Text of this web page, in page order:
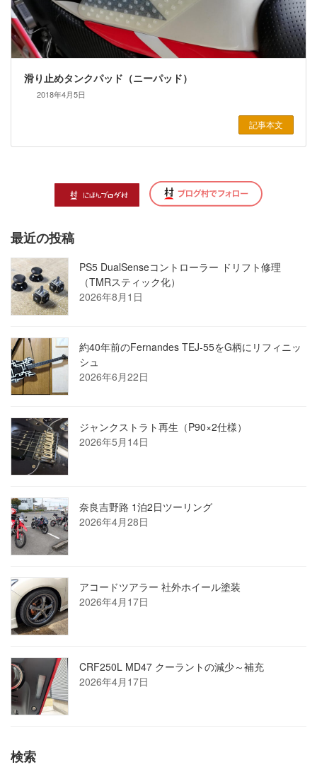
滑り止めタンクパッド（ニーパッド）
2018年4月5日
記事本文
最近の投稿
PS5 DualSenseコントローラー ドリフト修理
（TMRスティック化）
2026年8月1日
約40年前のFernandes TEJ-55をG柄にリフィニッ
シュ
2026年6月22日
ジャンクストラト再生（P90×2仕様）
2026年5月14日
奈良吉野路 1泊2日ツーリング
2026年4月28日
アコードツアラー 社外ホイール塗装
2026年4月17日
CRF250L MD47 クーラントの減少～補充
2026年4月17日
検索